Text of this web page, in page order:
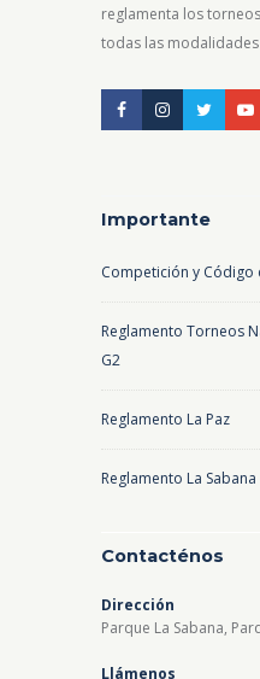
reglamenta los
todas las
Importante
Competición y Código
Reglamento Torneos
G2
Reglamento La Paz
Reglamento La Sabana
Contacténos
Dirección
Parque La Sabana,
Llámenos